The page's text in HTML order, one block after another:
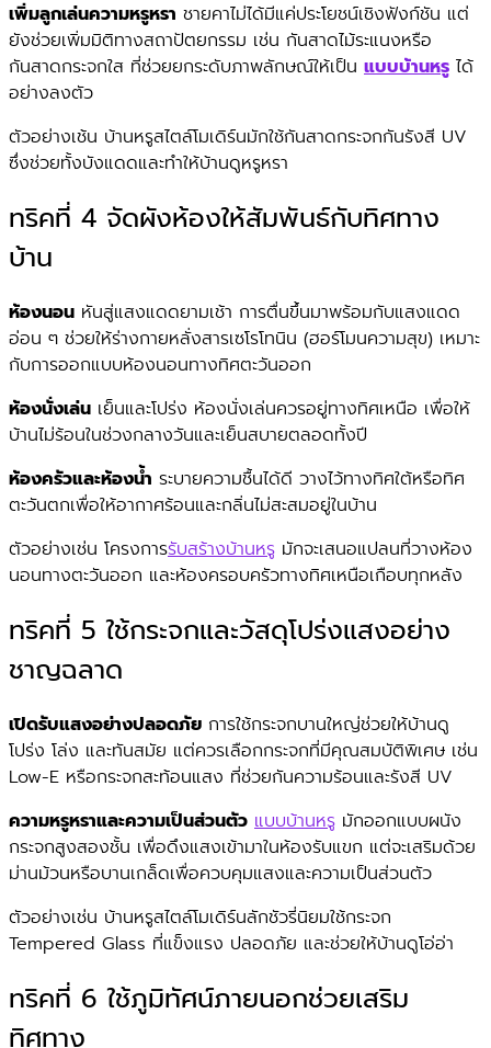
เพิ่มลูกเล่นความหรูหรา ชายคาไม่ได้มีแค่ประโยชน์เชิงฟังก์ชัน แต่
ยังช่วยเพิ่มมิติทางสถาปัตยกรรม เช่น กันสาดไม้ระแนงหรือ
กันสาดกระจกใส ที่ช่วยยกระดับภาพลักษณ์ให้เป็น แบบบ้านหรู ได้
อย่างลงตัว
ตัวอย่างเช้น บ้านหรูสไตล์โมเดิร์นมักใช้กันสาดกระจกกันรังสี UV
ซึ่งช่วยทั้งบังแดดและทำให้บ้านดูหรูหรา
ทริคที่ 4 จัดผังห้องให้สัมพันธ์กับทิศทาง
บ้าน
ห้องนอน หันสู่แสงแดดยามเช้า การตื่นขึ้นมาพร้อมกับแสงแดด
อ่อน ๆ ช่วยให้ร่างกายหลั่งสารเซโรโทนิน (ฮอร์โมนความสุข) เหมาะ
กับการออกแบบห้องนอนทางทิศตะวันออก
ห้องนั่งเล่น เย็นและโปร่ง ห้องนั่งเล่นควรอยู่ทางทิศเหนือ เพื่อให้
บ้านไม่ร้อนในช่วงกลางวันและเย็นสบายตลอดทั้งปี
ห้องครัวและห้องน้ำ ระบายความชื้นได้ดี วางไว้ทางทิศใต้หรือทิศ
ตะวันตกเพื่อให้อากาศร้อนและกลิ่นไม่สะสมอยู่ในบ้าน
ตัวอย่างเช่น โครงการรับสร้างบ้านหรู มักจะเสนอแปลนที่วางห้อง
นอนทางตะวันออก และห้องครอบครัวทางทิศเหนือเกือบทุกหลัง
ทริคที่ 5 ใช้กระจกและวัสดุโปร่งแสงอย่าง
ชาญฉลาด
เปิดรับแสงอย่างปลอดภัย การใช้กระจกบานใหญ่ช่วยให้บ้านดู
โปร่ง โล่ง และทันสมัย แต่ควรเลือกกระจกที่มีคุณสมบัติพิเศษ เช่น
Low-E หรือกระจกสะท้อนแสง ที่ช่วยกันความร้อนและรังสี UV
ความหรูหราและความเป็นส่วนตัว แบบบ้านหรู มักออกแบบผนัง
กระจกสูงสองชั้น เพื่อดึงแสงเข้ามาในห้องรับแขก แต่จะเสริมด้วย
ม่านม้วนหรือบานเกล็ดเพื่อควบคุมแสงและความเป็นส่วนตัว
ตัวอย่างเช่น บ้านหรูสไตล์โมเดิร์นลักชัวรี่นิยมใช้กระจก
Tempered Glass ที่แข็งแรง ปลอดภัย และช่วยให้บ้านดูโอ่อ่า
ทริคที่ 6 ใช้ภูมิทัศน์ภายนอกช่วยเสริม
ทิศทาง